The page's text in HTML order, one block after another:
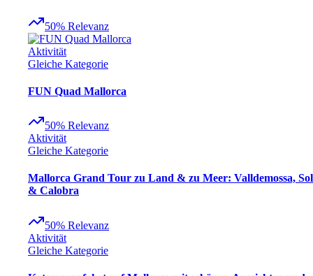
50% Relevanz
Aktivität
Gleiche Kategorie
FUN Quad Mallorca
50% Relevanz
Aktivität
Gleiche Kategorie
Mallorca Grand Tour zu Land & zu Meer: Valldemossa,
& Calobra
50% Relevanz
Aktivität
Gleiche Kategorie